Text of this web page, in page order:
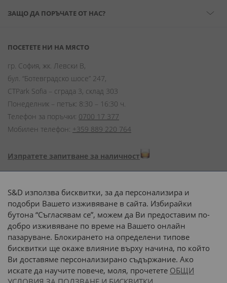
ЗАЩО ДА ПОРЪЧАТЕ ОТ НАС?
ПОСЕТЕТЕ НИ НА МЯСТО
гр. София, жк. Левски В,
бул. “Ботевградско шосе” 247,
CTPark Sofia – сграда 3, склад 303
Понеделник – петък: 8:30 – 16:30 ч.
Телефон за поръчки: 0700 17 377
Мобилен телефон: +359 889 220 764
Изпратете запитване за наличност
Начини на плащане:
Доставка до адрес с:
или
наш транспорт
S&D използва бисквитки, за да персонализира и
подобри Вашето изживяване в сайта. Избирайки
бутона “Съгласявам се”, можем да Ви предоставим по-
добро изживяване по време на Вашето онлайн
пазаруване. Блокирането на определени типове
бисквитки ще окаже влияние върху начина, по който
Ви доставяме персонализирано съдържание. Ако
искате да научите повече, моля, прочетете ОБЩИ